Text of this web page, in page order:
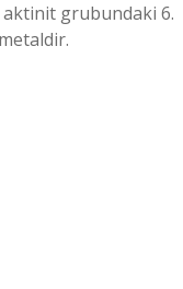
grubundaki 6.